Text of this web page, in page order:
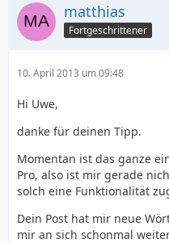
matthias
Fortgeschrittener
10. April 2013 um 09:48
Hi Uwe,
danke für deinen Tipp.
Momentan ist das ganze
Pro, also ist mir gerade
solch eine Funktionalität
Dein Post hat mir neue
mir an sich schonmal